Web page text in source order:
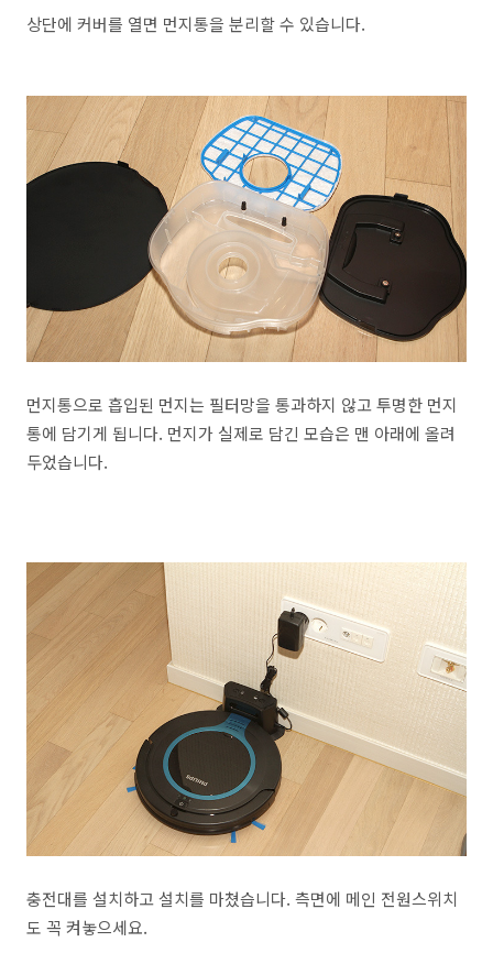
상단에 커버를 열면 먼지통을 분리할 수 있습니다.
먼지통으로 흡입된 먼지는 필터망을 통과하지 않고 투명한 먼지
통에 담기게 됩니다. 먼지가 실제로 담긴 모습은 맨 아래에 올려
두었습니다.
충전대를 설치하고 설치를 마쳤습니다. 측면에 메인 전원스위치
도 꼭 켜놓으세요.